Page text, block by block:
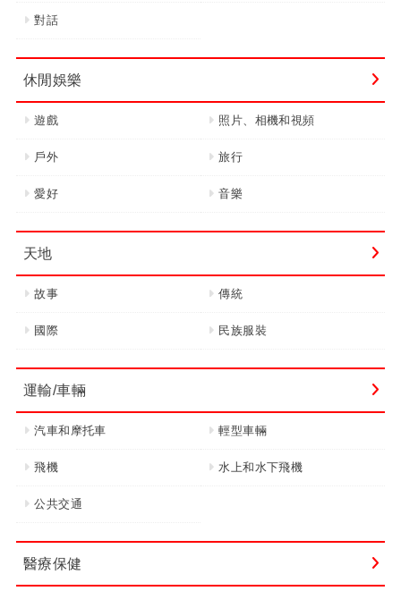
對話
休閒娛樂
遊戲 照片、相機和視頻
戶外 旅行
愛好 音樂
天地
故事 傳統
國際 民族服裝
運輸/車輛
汽車和摩托車 輕型車輛
飛機 水上和水下飛機
公共交通
醫療保健